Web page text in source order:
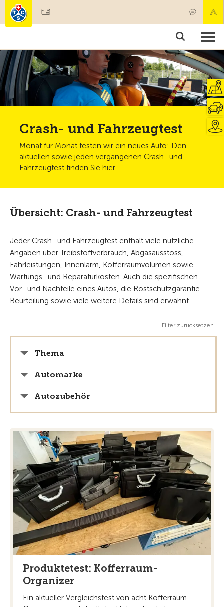
Mitgliedschaft & Leistungen
Test, Sicherheit & Gesundheit
Crash- und Fahrzeugtest
Monat für Monat testen wir ein neues Auto: Den
aktuellen sowie jeden vergangenen Crash- und
Fahrzeugtest finden Sie hier.
Übersicht: Crash- und Fahrzeugtest
Jeder Crash- und Fahrzeugtest enthält viele nützliche
Angaben über Treibstoffverbrauch, Abgasausstoss,
Fahrleistungen, Innenlärm, Kofferraumvolumen sowie
Wartungs- und Reparaturkosten. Auch die spezifischen
Vor- und Nachteile eines Autos, die Rostschutzgarantie-
Beurteilung sowie viele weitere Details sind erwähnt.
Filter zurücksetzen
Thema
Automarke
Autozubehör
Produktetest: Kofferraum-
Organizer
Ein aktueller Vergleichstest von acht Kofferraum-